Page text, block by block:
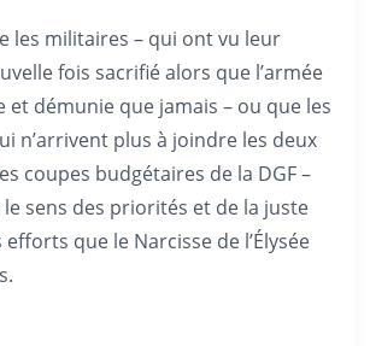
les militaires – qui ont vu leur
fois sacrifié alors que l’armée
et démunie que jamais – ou que les
n’arrivent plus à joindre les deux
coupes budgétaires de la DGF –
sens des priorités et de la juste
que le Narcisse de l’Élysée